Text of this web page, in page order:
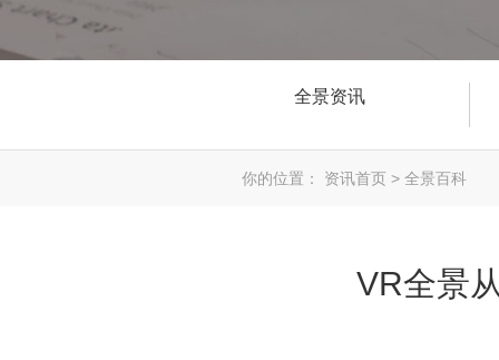
全景资讯
你的位置： 资讯首页 > 全景百科
VR全景